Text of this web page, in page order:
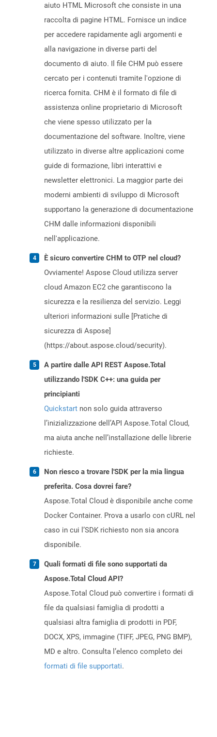
aiuto HTML Microsoft che consiste in una
raccolta di pagine HTML. Fornisce un indice
per accedere rapidamente agli argomenti e
alla navigazione in diverse parti del
documento di aiuto. Il file CHM può essere
cercato per i contenuti tramite l'opzione di
ricerca fornita. CHM è il formato di file di
assistenza online proprietario di Microsoft
che viene spesso utilizzato per la
documentazione del software. Inoltre, viene
utilizzato in diverse altre applicazioni come
guide di formazione, libri interattivi e
newsletter elettronici. La maggior parte dei
moderni ambienti di sviluppo di Microsoft
supportano la generazione di documentazione
CHM dalle informazioni disponibili
nell'applicazione.
È sicuro convertire CHM to OTP nel cloud?
Ovviamente! Aspose Cloud utilizza server
cloud Amazon EC2 che garantiscono la
sicurezza e la resilienza del servizio. Leggi
ulteriori informazioni sulle [Pratiche di
sicurezza di Aspose]
(https://about.aspose.cloud/security).
A partire dalle API REST Aspose.Total
utilizzando l'SDK C++: una guida per
principianti
Quickstart non solo guida attraverso
l’inizializzazione dell’API Aspose.Total Cloud,
ma aiuta anche nell’installazione delle librerie
richieste.
Non riesco a trovare l'SDK per la mia lingua
preferita. Cosa dovrei fare?
Aspose.Total Cloud è disponibile anche come
Docker Container. Prova a usarlo con cURL nel
caso in cui l’SDK richiesto non sia ancora
disponibile.
Quali formati di file sono supportati da
Aspose.Total Cloud API?
Aspose.Total Cloud può convertire i formati di
file da qualsiasi famiglia di prodotti a
qualsiasi altra famiglia di prodotti in PDF,
DOCX, XPS, immagine (TIFF, JPEG, PNG BMP),
MD e altro. Consulta l’elenco completo dei
formati di file supportati.